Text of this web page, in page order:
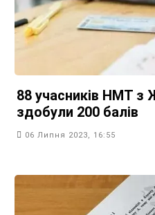
88 учасників НМТ
здобули 200 балів
06 Липня 2023, 16:55